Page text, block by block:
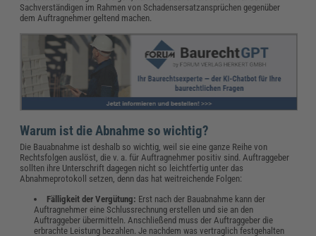
Sachverständigen im Rahmen von Schadensersatzansprüchen gegenüber
dem Auftragnehmer geltend machen.
Warum ist die Abnahme so wichtig?
Die Bauabnahme ist deshalb so wichtig, weil sie eine ganze Reihe von
Rechtsfolgen auslöst, die v. a. für Auftragnehmer positiv sind. Auftraggeber
sollten ihre Unterschrift dagegen nicht so leichtfertig unter das
Abnahmeprotokoll setzen, denn das hat weitreichende Folgen:
Fälligkeit der Vergütung: Erst nach der Bauabnahme kann der
Auftragnehmer eine Schlussrechnung erstellen und sie an den
Auftraggeber übermitteln. Anschließend muss der Auftraggeber die
erbrachte Leistung bezahlen. Je nachdem was vertraglich festgehalten